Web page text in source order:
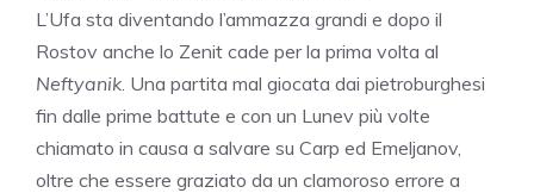
L’Ufa sta diventando l’ammazza grandi e dopo il
Rostov anche lo Zenit cade per la prima volta al
Neftyanik. Una partita mal giocata dai pietroburghesi
fin dalle prime battute e con un Lunev più volte
chiamato in causa a salvare su Carp ed Emeljanov,
oltre che essere graziato da un clamoroso errore a